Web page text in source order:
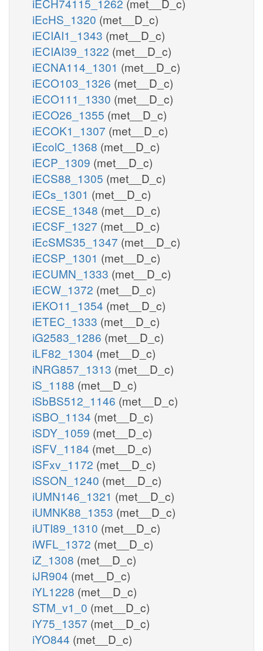
iEcHS_1320 (met__D_c)
iECIAI1_1343 (met__D_c)
iECIAI39_1322 (met__D_c)
iECNA114_1301 (met__D_c)
iECO103_1326 (met__D_c)
iECO111_1330 (met__D_c)
iECO26_1355 (met__D_c)
iECOK1_1307 (met__D_c)
iEcolC_1368 (met__D_c)
iECP_1309 (met__D_c)
iECS88_1305 (met__D_c)
iECs_1301 (met__D_c)
iECSE_1348 (met__D_c)
iECSF_1327 (met__D_c)
iEcSMS35_1347 (met__D_c)
iECSP_1301 (met__D_c)
iECUMN_1333 (met__D_c)
iECW_1372 (met__D_c)
iEKO11_1354 (met__D_c)
iETEC_1333 (met__D_c)
iG2583_1286 (met__D_c)
iLF82_1304 (met__D_c)
iNRG857_1313 (met__D_c)
iS_1188 (met__D_c)
iSbBS512_1146 (met__D_c)
iSBO_1134 (met__D_c)
iSDY_1059 (met__D_c)
iSFV_1184 (met__D_c)
iSFxv_1172 (met__D_c)
iSSON_1240 (met__D_c)
iUMN146_1321 (met__D_c)
iUMNK88_1353 (met__D_c)
iUTI89_1310 (met__D_c)
iWFL_1372 (met__D_c)
iZ_1308 (met__D_c)
iJR904 (met__D_c)
iYL1228 (met__D_c)
STM_v1_0 (met__D_c)
iY75_1357 (met__D_c)
iYO844 (met__D_c)